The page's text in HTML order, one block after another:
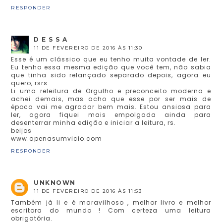
RESPONDER
D E S S A
11 DE FEVEREIRO DE 2016 ÀS 11:30
Esse é um clássico que eu tenho muita vontade de ler.
Eu tenho essa mesma edição que você tem, não sabia
que tinha sido relançado separado depois, agora eu
quero, rsrs.
Li uma releitura de Orgulho e preconceito moderna e
achei demais, mas acho que esse por ser mais de
época vai me agradar bem mais. Estou ansiosa para
ler, agora fiquei mais empolgada ainda para
desenterrar minha edição e iniciar a leitura, rs.
beijos
www.apenasumvicio.com
RESPONDER
UNKNOWN
11 DE FEVEREIRO DE 2016 ÀS 11:53
Também já li e é maravilhoso , melhor livro e melhor
escritora do mundo ! Com certeza uma leitura
obrigatória.